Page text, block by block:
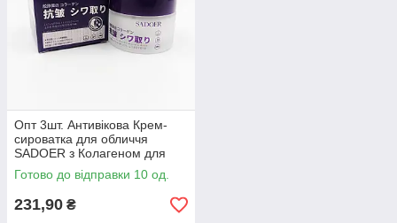
Опт 3шт. Антивікова Крем-
сироватка для обличчя
SADOER з Колагеном для
ефективного скорочення
зморшок, 50г!
Готово до відправки 10 од.
231,90 ₴